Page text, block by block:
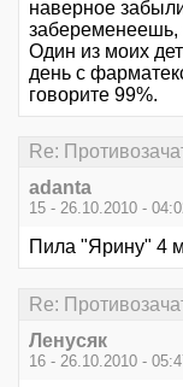
наверное
забеременеешь,
Один из моих
день с
говорите 99%.
Re:
adanta
15 - 26.10.2010 -
Пила "Ярину" 4
Re:
Ленусяк
16 - 26.10.2010 -